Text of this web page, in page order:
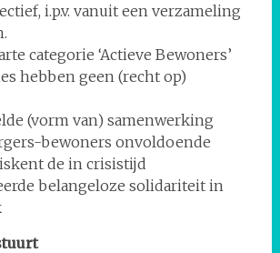
i.p.v. vanuit een verzameling
categorie ‘Actieve Bewoners’
hebben geen (recht op)
(vorm van) samenwerking
bewoners onvoldoende
de in crisistijd
belangeloze solidariteit in